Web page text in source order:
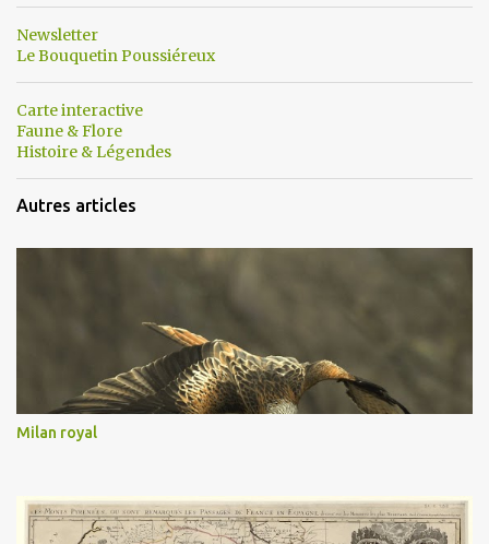
Newsletter
Le Bouquetin Poussiéreux
Carte interactive
Faune & Flore
Histoire & Légendes
Autres articles
Milan royal